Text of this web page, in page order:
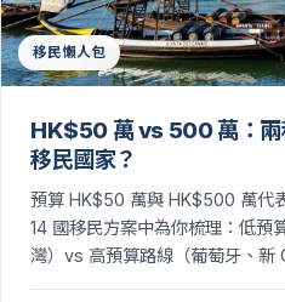
移民懶人包
HK$50 萬 vs 500 萬：兩
移民國家？
預算 HK$50 萬與 HK$500 萬代
14 國移民方案中為你梳理：低預
灣）vs 高預算路線（葡萄牙、新